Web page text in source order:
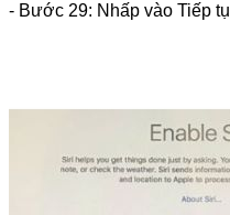
- Bước 29: Nhấp vào Tiếp